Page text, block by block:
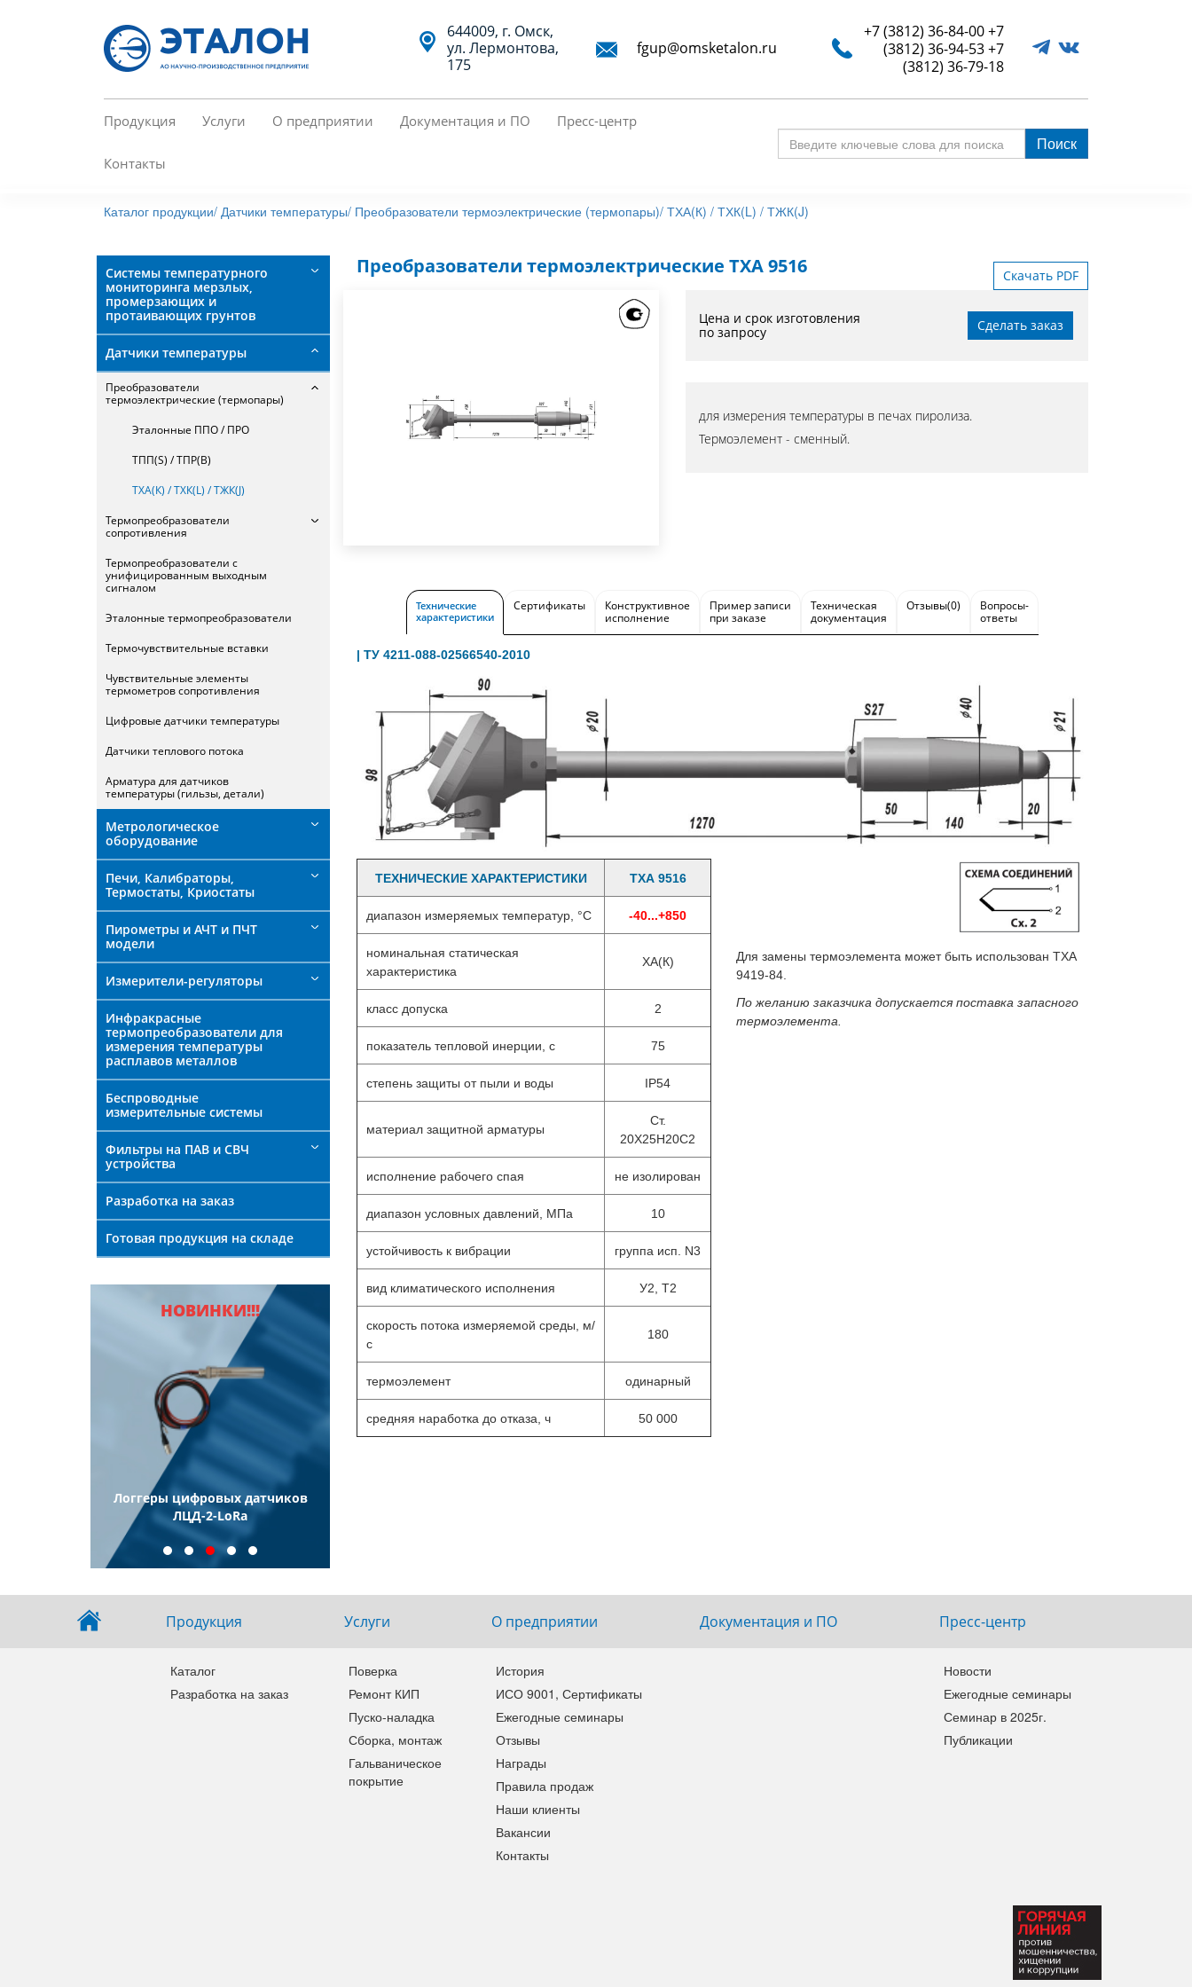
644009, г. Омск,
ул. Лермонтова,
175
fgup@omsketalon.ru
+7 (3812) 36-84-00+7
(3812) 36-94-53+7
(3812) 36-79-18
Продукция Услуги О предприятии Документация и ПО Пресс-центр
Контакты
слова
для
Поиск
Каталог продукции/ Датчики температуры/ Преобразователи термоэлектрические (термопары)/ ТХА(К) / ТХК(L) / ТЖК(J)
Системы температурного
мониторинга мерзлых,
промерзающих и
протаивающих грунтов
Датчики температуры
Преобразователи
термоэлектрические (термопары)
Эталонные ППО / ПРО
ТПП(S) / ТПР(В)
ТХА(К) / ТХК(L) / ТЖК(J)
Термопреобразователи
сопротивления
Термопреобразователи с
унифицированным выходным
сигналом
Эталонные термопреобразователи
Термочувствительные вставки
Чувствительные элементы
термометров сопротивления
Цифровые датчики температуры
Датчики теплового потока
Арматура для датчиков
температуры (гильзы, детали)
Метрологическое
оборудование
Печи, Калибраторы,
Термостаты, Криостаты
Пирометры и АЧТ и ПЧТ
модели
Измерители-регуляторы
Инфракрасные
термопреобразователи для
измерения температуры
расплавов металлов
Беспроводные
измерительные системы
Фильтры на ПАВ и СВЧ
устройства
Разработка на заказ
Готовая продукция на складе
НОВИНКИ!!!
Логгеры цифровых датчиков
ЛЦД-2-LoRa
Преобразователи термоэлектрические ТХА 9516 Скачать PDF
Цена и срок изготовления
по запросу
Сделать заказ
для измерения температуры в печах пиролиза.
Термоэлемент - сменный.
Технические
характеристики
Сертификаты
Конструктивное
исполнение
Пример записи
при заказе
Техническая
документация
Отзывы(0)
Вопросы-
ответы
| ТУ 4211-088-02566540-2010
ТЕХНИЧЕСКИЕ ХАРАКТЕРИСТИКИ ТХА 9516
диапазон измеряемых температур, °C -40...+850
номинальная статическая
характеристика
ХА(К)
класс допуска 2
показатель тепловой инерции, с 75
степень защиты от пыли и воды IP54
материал защитной арматуры
Ст.
20Х25Н20С2
исполнение рабочего спая не изолирован
диапазон условных давлений, МПа 10
устойчивость к вибрации группа исп. N3
вид климатического исполнения У2, Т2
скорость потока измеряемой среды, м/
с
180
термоэлемент одинарный
средняя наработка до отказа, ч 50 000
Для замены термоэлемента может быть использован ТХА
9419-84.
По желанию заказчика допускается поставка запасного
термоэлемента.
Продукция
Каталог
Разработка на заказ
Услуги
Поверка
Ремонт КИП
Пуско-наладка
Сборка, монтаж
Гальваническое
покрытие
О предприятии
История
ИСО 9001, Сертификаты
Ежегодные семинары
Отзывы
Награды
Правила продаж
Наши клиенты
Вакансии
Контакты
Документация и ПО Пресс-центр
Новости
Ежегодные семинары
Семинар в 2025г.
Публикации